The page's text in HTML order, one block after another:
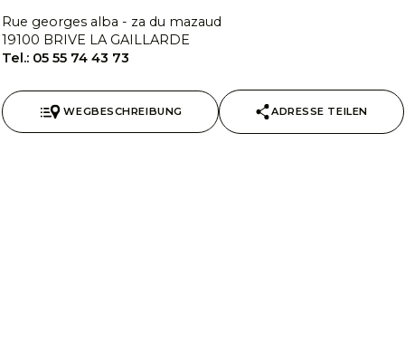
Rue georges alba - za du mazaud
19100 BRIVE LA GAILLARDE
Tel.: 05 55 74 43 73
WEGBESCHREIBUNG ADRESSE TEILEN